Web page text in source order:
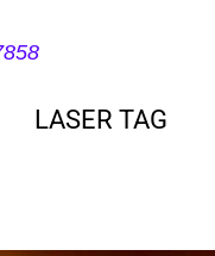
LASER TAG